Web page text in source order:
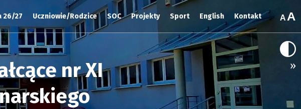
nr XI
»
26/27 Uczniowie/Rodzice SOC Projekty Sport English Kontakt